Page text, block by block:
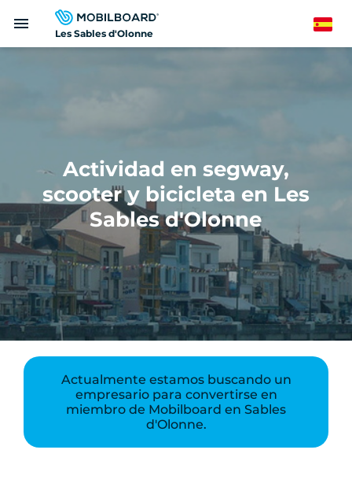
Les Sables d'Olonne
menu Spanish
Actividad en segway,
scooter y bicicleta en Les
Sables d'Olonne
Actualmente estamos buscando un
empresario para convertirse en
miembro de Mobilboard en Sables
d'Olonne.